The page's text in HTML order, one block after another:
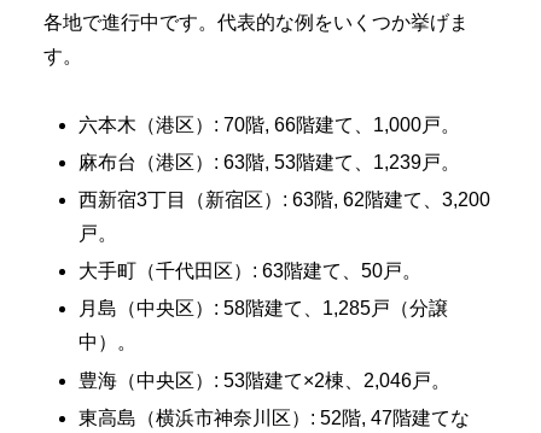
各地で進行中です。代表的な例をいくつか挙げま
す。
六本木（港区）: 70階, 66階建て、1,000戸。
麻布台（港区）: 63階, 53階建て、1,239戸。
西新宿3丁目（新宿区）: 63階, 62階建て、3,200
戸。
大手町（千代田区）: 63階建て、50戸。
月島（中央区）: 58階建て、1,285戸（分譲
中）。
豊海（中央区）: 53階建て×2棟、2,046戸。
東高島（横浜市神奈川区）: 52階, 47階建てな